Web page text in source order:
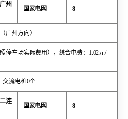
州
国家电网 8
广州方向）
停车场实际费用），综合电费：1.02元/
交流电桩0个
连
国家电网 8